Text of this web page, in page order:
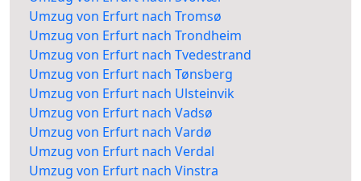
Umzug von Erfurt nach Tromsø
Umzug von Erfurt nach Trondheim
Umzug von Erfurt nach Tvedestrand
Umzug von Erfurt nach Tønsberg
Umzug von Erfurt nach Ulsteinvik
Umzug von Erfurt nach Vadsø
Umzug von Erfurt nach Vardø
Umzug von Erfurt nach Verdal
Umzug von Erfurt nach Vinstra